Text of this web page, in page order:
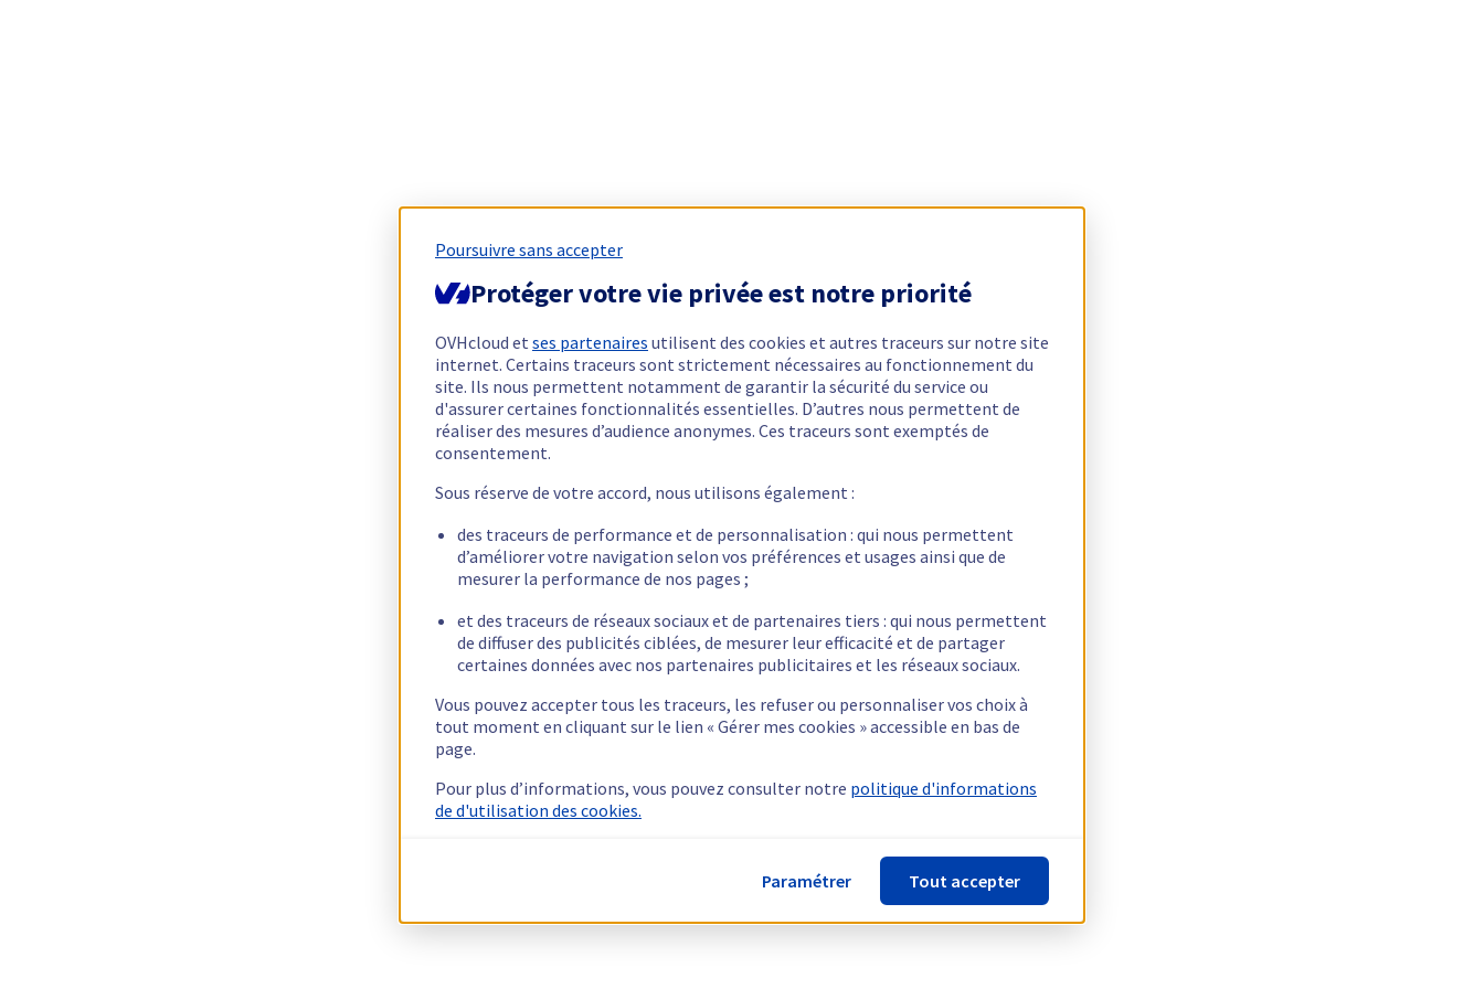
Poursuivre sans accepter
Protéger votre vie privée est notre priorité
OVHcloud et ses partenaires utilisent des cookies et autres traceurs sur notre site
internet. Certains traceurs sont strictement nécessaires au fonctionnement du
site. Ils nous permettent notamment de garantir la sécurité du service ou
d'assurer certaines fonctionnalités essentielles. D’autres nous permettent de
réaliser des mesures d’audience anonymes. Ces traceurs sont exemptés de
consentement.
Sous réserve de votre accord, nous utilisons également :
des traceurs de performance et de personnalisation : qui nous permettent
d’améliorer votre navigation selon vos préférences et usages ainsi que de
mesurer la performance de nos pages ;
et des traceurs de réseaux sociaux et de partenaires tiers : qui nous permettent
de diffuser des publicités ciblées, de mesurer leur efficacité et de partager
certaines données avec nos partenaires publicitaires et les réseaux sociaux.
Vous pouvez accepter tous les traceurs, les refuser ou personnaliser vos choix à
tout moment en cliquant sur le lien « Gérer mes cookies » accessible en bas de
page.
Pour plus d’informations, vous pouvez consulter notre politique d'informations
de d'utilisation des cookies.
Paramétrer Tout accepter